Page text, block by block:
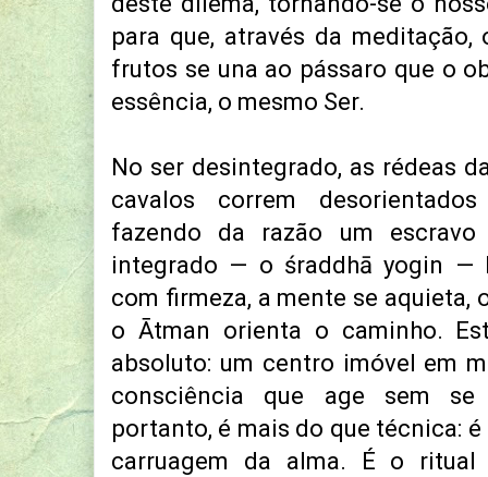
para que, através da
frutos se una ao pássaro que o
essência, o mesmo Ser.
No ser desintegrado, as rédeas
cavalos correm
fazendo da razão um
integrado — o śraddhā yogin —
com firmeza, a mente se aquieta,
o Ātman orienta o caminho.
absoluto: um centro imóvel em
consciência que age sem se
portanto, é mais do que técnica:
carruagem da alma. É o ritual